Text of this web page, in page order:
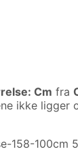
Cm fra
ikke
100cm